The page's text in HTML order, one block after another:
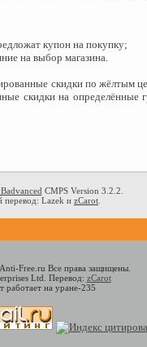
купон на покупку;
на выбор магазина.
скидки по жёлтым
скидки на определённые
CMPS Version 3.2.2.
перевод: Lazek и zCarot
Free.ru Все права защищены.
Ltd. Перевод: zCarot
работает на уране-235